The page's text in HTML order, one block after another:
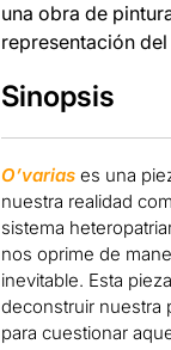
una obra de
representación
Sinopsis
O’varias es una
nuestra realidad
sistema
nos oprime de
inevitable. Esta
deconstruir nuestra
para cuestionar